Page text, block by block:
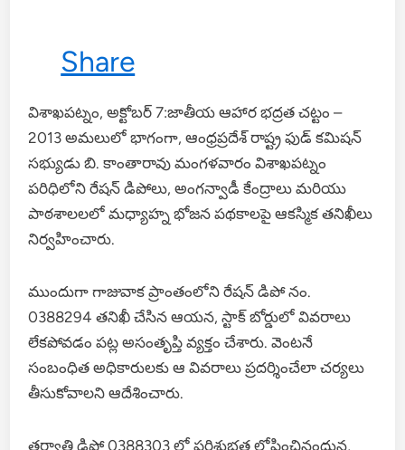
Share
విశాఖపట్నం, అక్టోబర్ 7:జాతీయ ఆహార భద్రత చట్టం –
2013 అమలులో భాగంగా, ఆంధ్రప్రదేశ్ రాష్ట్ర ఫుడ్ కమిషన్
సభ్యుడు బి. కాంతారావు మంగళవారం విశాఖపట్నం
పరిధిలోని రేషన్ డిపోలు, అంగన్వాడీ కేంద్రాలు మరియు
పాఠశాలలలో మధ్యాహ్న భోజన పథకాలపై ఆకస్మిక తనిఖీలు
నిర్వహించారు.
ముందుగా గాజువాక ప్రాంతంలోని రేషన్ డిపో నం.
0388294 తనిఖీ చేసిన ఆయన, స్టాక్ బోర్డులో వివరాలు
లేకపోవడం పట్ల అసంతృప్తి వ్యక్తం చేశారు. వెంటనే
సంబంధిత అధికారులకు ఆ వివరాలు ప్రదర్శించేలా చర్యలు
తీసుకోవాలని ఆదేశించారు.
తర్వాతి డిపో 0388303 లో పరిశుభ్రత లోపించినందున,